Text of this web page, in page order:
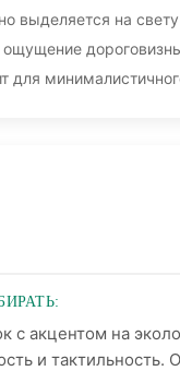
выделяется на свету
ощущение
для
с акцентом на
и тактильность.